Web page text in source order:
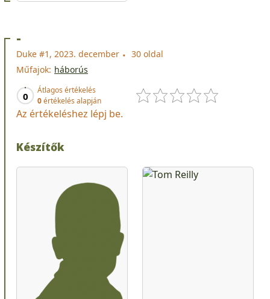
-
Duke #1, 2023. december
30 oldal
Műfajok: háborús
0
Átlagos értékelés
0értékelés alapján
Az értékeléshez lépj be.
Készítők